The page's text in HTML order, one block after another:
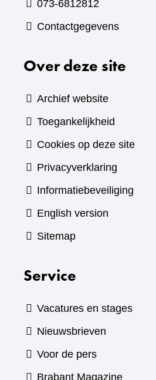
073-6812812
Contactgegevens
Over deze site
Archief website
Toegankelijkheid
Cookies op deze site
Privacyverklaring
Informatiebeveiliging
English version
Sitemap
Service
Vacatures en stages
Nieuwsbrieven
Voor de pers
Brabant Magazine(verwijst